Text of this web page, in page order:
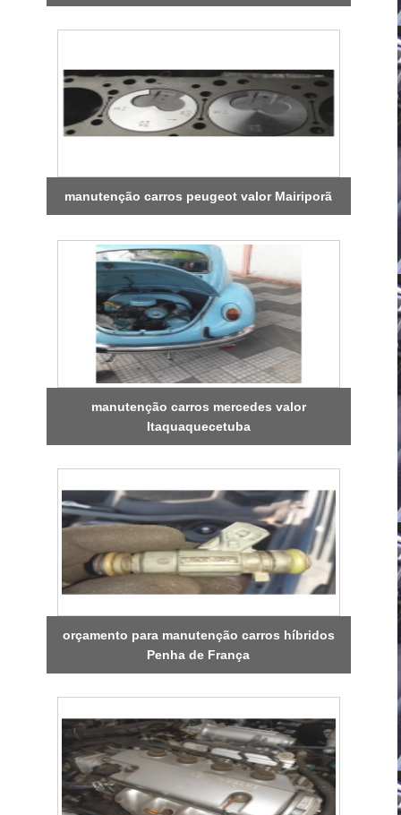
manutenção carros peugeot valor Mairiporã
manutenção carros mercedes valor
Itaquaquecetuba
orçamento para manutenção carros híbridos
Penha de França